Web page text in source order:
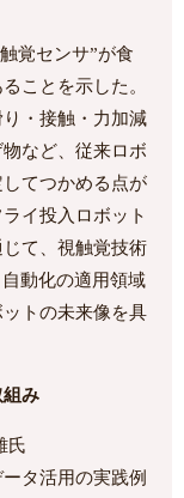
覚センサ”が食
ことを示した。
・接触・力加減
など、従来ロボ
てつかめる点が
イ投入ロボット
て、視触覚技術
動化の適用領域
トの未来像を具
組み
氏
タ活用の実践例